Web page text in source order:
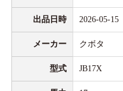
出品日時 2026-05-15
メーカー クボタ
型式 JB17X